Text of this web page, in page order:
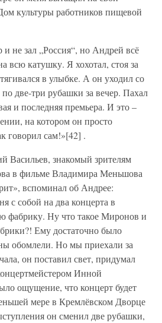
культуры работников пищевой
не зал „Россия“, но Андрей всё
всю катушку. Я хохотал, стоя за
в улыбке. А он уходил со
две-три рубашки за вечер. Пахал
и последняя премьера. И это –
на котором он просто
говорил сам!»[42] .
Васильев, знакомый зрителям
в фильме Владимира Меньшова
вспоминал об Андрее:
с собой на два концерта в
фабрику. Ну что такое Миронов и
Ему достаточно было
обомлели. Но мы приехали за
он поставил свет, придумал
Инной
ощущение, что концерт будет
мере в Кремлёвском Дворце
он сменил две рубашки,